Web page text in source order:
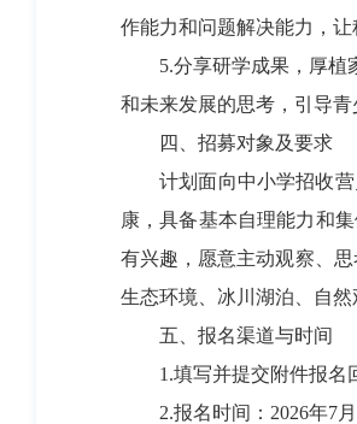
作能力和问题解决能力，
5.分享研学成果，厚植家
和未来发展的思考，引导
四、招募对象及要求
计划面向中小学招收营
康，具备基本自理能力和
有兴趣，愿意主动观察、
生态环境、冰川湖泊、自
五、报名渠道与时间
1.填写并提交附件报名
2.报名时间：2026年7月